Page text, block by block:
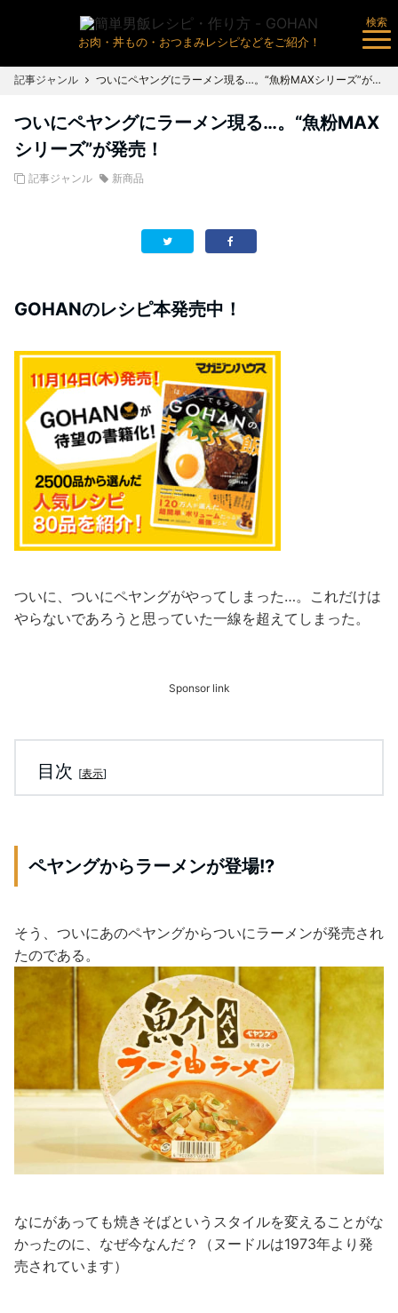
お肉・丼もの・おつまみレシピなどをご紹介！
検索
記事ジャンル ついにペヤングにラーメン現る…。“魚粉MAXシリーズ”が発売！
ついにペヤングにラーメン現る…。“魚粉MAX
シリーズ”が発売！
記事ジャンル 新商品
GOHANのレシピ本発売中！
ついに、ついにペヤングがやってしまった…。これだけは
やらないであろうと思っていた一線を超えてしまった。
Sponsor link
目次 [表示]
ペヤングからラーメンが登場!?
そう、ついにあのペヤングからついにラーメンが発売され
たのである。
なにがあっても焼きそばというスタイルを変えることがな
かったのに、なぜ今なんだ？（ヌードルは1973年より発
売されています）